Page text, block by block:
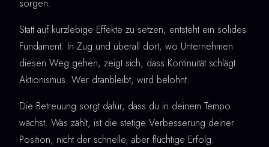
sorgen.
Statt auf kurzlebige Effekte zu setzen, entsteht ein solides
Fundament. In Zug und überall dort, wo Unternehmen
diesen Weg gehen, zeigt sich, dass Kontinuität schlägt
Aktionismus. Wer dranbleibt, wird belohnt.
Die Betreuung sorgt dafür, dass du in deinem Tempo
wächst. Was zählt, ist die stetige Verbesserung deiner
Position, nicht der schnelle, aber flüchtige Erfolg.